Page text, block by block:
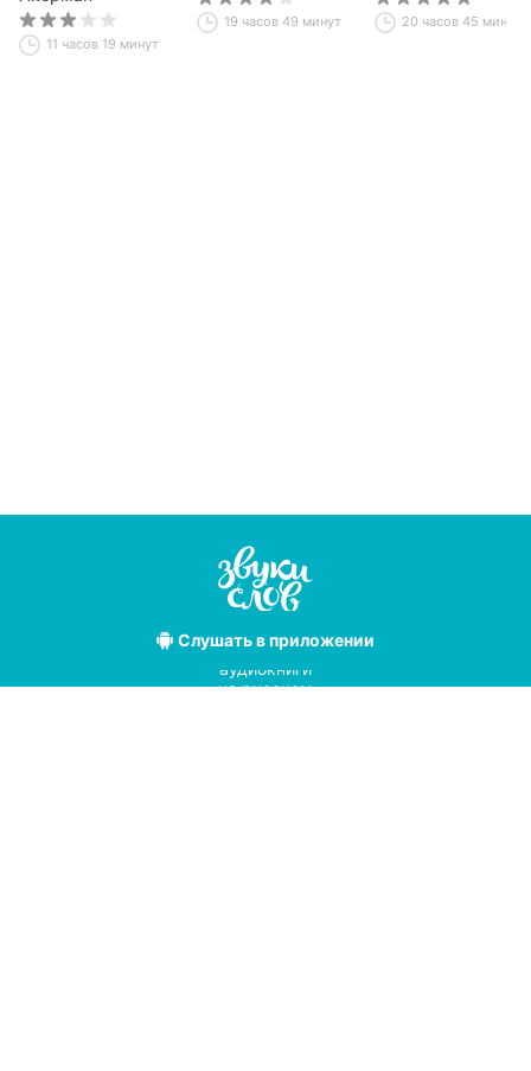
11 часов 19 минут
для разумного
инвестора
19 часов 49 минут
мир20 часов 45 минут
Слушатьв приложении
Лучшие
аудиокниги
на русском